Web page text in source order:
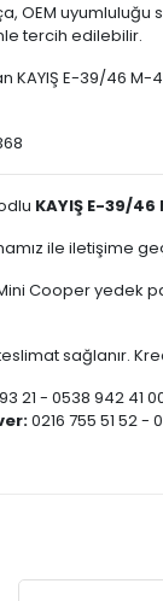
OEM
tercih edilebilir.
KAYIŞ E-39/46 M-
KAYIŞ E-39/46
ile iletişime
Cooper yedek
sağlanır.
21 - 0538 942 41
0216 755 51 52 -